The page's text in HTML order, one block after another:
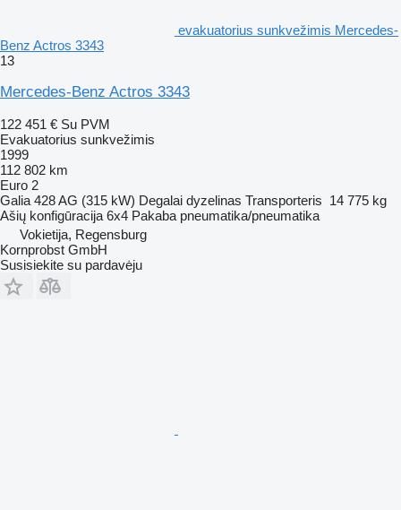
evakuatorius sunkvežimis Mercedes-
Benz Actros 3343
13
Mercedes-Benz Actros 3343
122 451 € Su PVM
Evakuatorius sunkvežimis
1999
112 802 km
Euro 2
Galia 428 AG (315 kW) Degalai dyzelinas Transporteris 14 775 kg
Ašių konfigūracija 6x4 Pakaba pneumatika/pneumatika
Vokietija, Regensburg
Kornprobst GmbH
Susisiekite su pardavėju